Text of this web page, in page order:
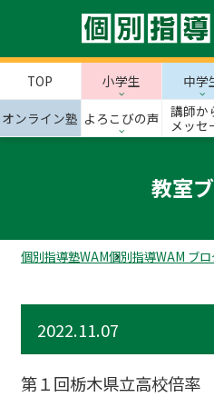
TOP 小学生 中学
オンライン塾 よろこびの声
講師か
メッセ
教室
個別指導塾WAM個別指導WAM ブ
2022.11.07
第１回栃木県立高校倍率